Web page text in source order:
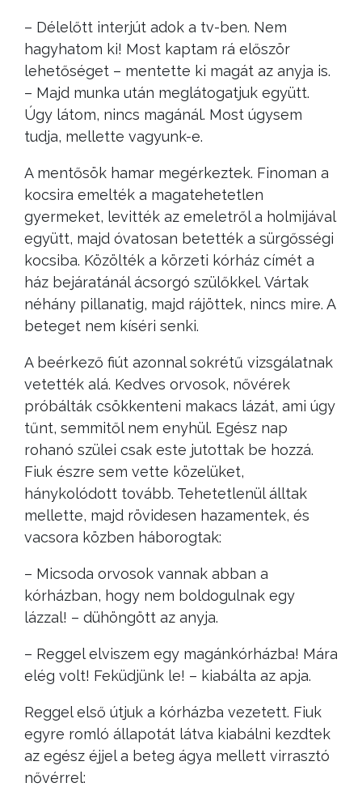
– Délelőtt interjút adok a tv-ben. Nem
hagyhatom ki! Most kaptam rá először
lehetőséget – mentette ki magát az anyja is.
– Majd munka után meglátogatjuk együtt.
Úgy látom, nincs magánál. Most úgysem
tudja, mellette vagyunk-e.
A mentősök hamar megérkeztek. Finoman a
kocsira emelték a magatehetetlen
gyermeket, levitték az emeletről a holmijával
együtt, majd óvatosan betették a sürgősségi
kocsiba. Közölték a körzeti kórház címét a
ház bejáratánál ácsorgó szülőkkel. Vártak
néhány pillanatig, majd rájöttek, nincs mire. A
beteget nem kíséri senki.
A beérkező fiút azonnal sokrétű vizsgálatnak
vetették alá. Kedves orvosok, nővérek
próbálták csökkenteni makacs lázát, ami úgy
tűnt, semmitől nem enyhül. Egész nap
rohanó szülei csak este jutottak be hozzá.
Fiuk észre sem vette közelüket,
hánykolódott tovább. Tehetetlenül álltak
mellette, majd rövidesen hazamentek, és
vacsora közben háborogtak:
– Micsoda orvosok vannak abban a
kórházban, hogy nem boldogulnak egy
lázzal! – dühöngött az anyja.
– Reggel elviszem egy magánkórházba! Mára
elég volt! Feküdjünk le! – kiabálta az apja.
Reggel első útjuk a kórházba vezetett. Fiuk
egyre romló állapotát látva kiabálni kezdtek
az egész éjjel a beteg ágya mellett virrasztó
nővérrel: